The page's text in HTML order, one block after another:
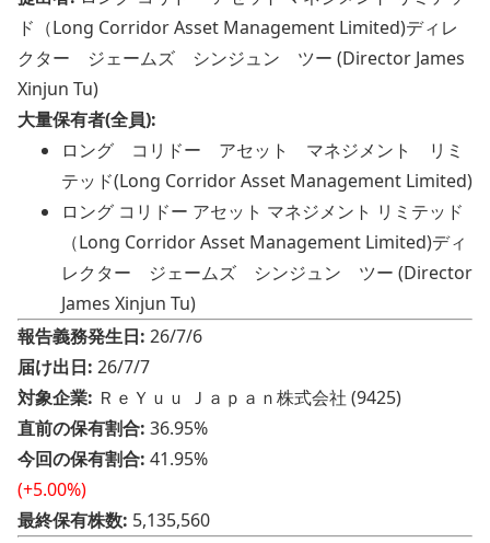
ド（Long Corridor Asset Management Limited)ディレ
クター ジェームズ シンジュン ツー (Director James
Xinjun Tu)
大量保有者(全員):
ロング コリドー アセット マネジメント リミ
テッド(Long Corridor Asset Management Limited)
ロング コリドー アセット マネジメント リミテッド
（Long Corridor Asset Management Limited)ディ
レクター ジェームズ シンジュン ツー (Director
James Xinjun Tu)
報告義務発生日: 26/7/6
届け出日: 26/7/7
対象企業: ＲｅＹｕｕ Ｊａｐａｎ株式会社 (9425)
直前の保有割合: 36.95%
今回の保有割合: 41.95%
(+5.00%)
最終保有株数: 5,135,560